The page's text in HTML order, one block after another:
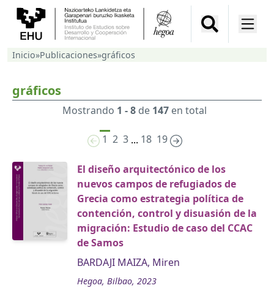
Inicio»Publicaciones»gráficos
gráficos
Mostrando 1 - 8 de 147 en total
1 2 3 ... 18 19
El diseño arquitectónico de los
nuevos campos de refugiados de
Grecia como estrategia política de
contención, control y disuasión de la
migración: Estudio de caso del CCAC
de Samos
BARDAJI MAIZA, Miren
Hegoa, Bilbao, 2023